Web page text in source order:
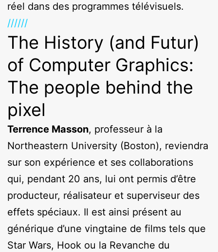
réel dans des programmes télévisuels.
//////
The History (and Futur)
of Computer Graphics:
The people behind the
pixel
Terrence Masson, professeur à la
Northeastern University (Boston), reviendra
sur son expérience et ses collaborations
qui, pendant 20 ans, lui ont permis d’être
producteur, réalisateur et superviseur des
effets spéciaux. Il est ainsi présent au
générique d’une vingtaine de films tels que
Star Wars, Hook ou la Revanche du